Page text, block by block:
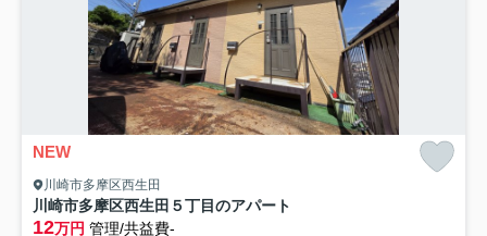
NEW
川崎市多摩区西生田
川崎市多摩区西生田５丁目のアパート
12万円 管理/共益費-